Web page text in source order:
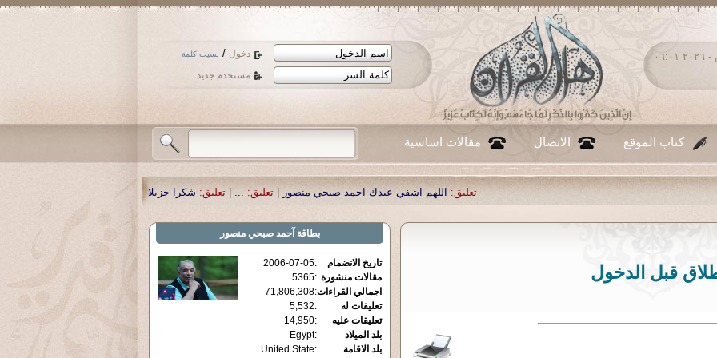
دخول / نسيت كلمة
مستخدم جديد
الجمعة ٠٧ - أغسطس - ٢٠٢٦ ٠٦:٠١
كتاب الموقع الاتصال مقالات اساسية
اللهم اشفي عبدك احمد صبحي منصور|تعليق: ... تعليق: شكرا جزيلا أستاذ حمد الحمد .أكرمكم الله .
قبل الدخول
بطاقة آحمد صبحي منصور
تاريخ الانضمام :
2006-07-05
مقالات منشورة :
5365
اجمالي القراءات:
71,806,308
تعليقات له
:
5,532
تعليقات عليه
:
14,950
بلد الميلاد
:
Egypt
بلد الاقامة
:
United State